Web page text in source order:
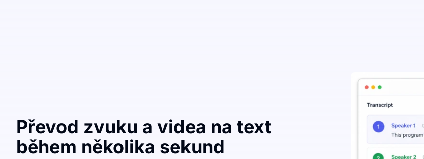
Převod zvuku a videa na text
během několika sekund